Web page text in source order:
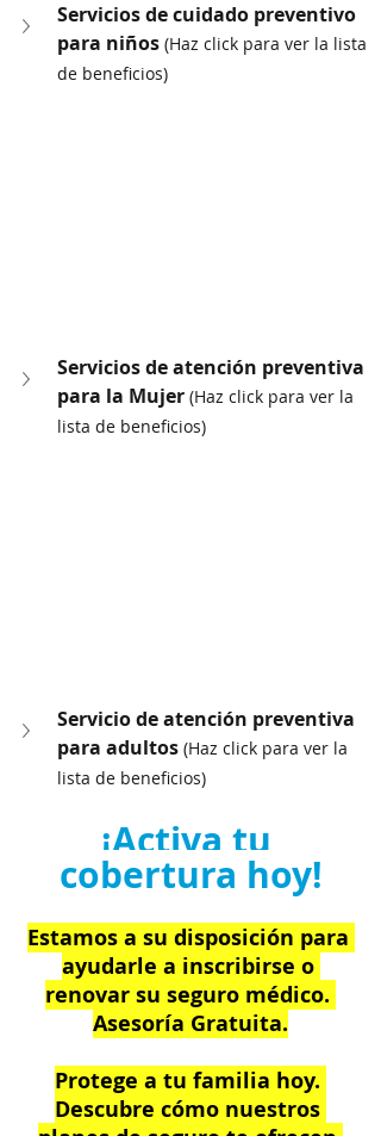
Servicios de cuidado preventivo
para niños (Haz click para ver la lista
de beneficios)
Servicios de atención preventiva
para la Mujer (Haz click para ver la
lista de beneficios)
Servicio de atención preventiva
para adultos (Haz click para ver la
lista de beneficios)
¡Activa tu
cobertura hoy!
Estamos a su disposición para
ayudarle a inscribirse o
renovar su seguro médico.
Asesoría Gratuita.
Protege a tu familia hoy.
Descubre cómo nuestros